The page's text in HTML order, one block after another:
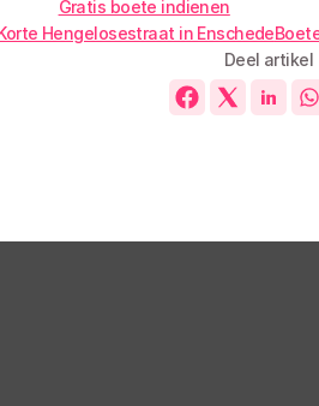
Gratis boete indienen
Hengelosestraat in Enschede
Deel artikel